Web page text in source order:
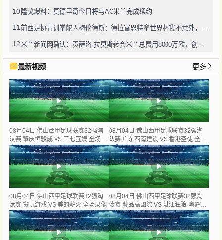
10 隆戈爆料：莫德里奇今日将与AC米兰完成续约
11
12
最新视频 更多
08月04日 佛山西甲足球联赛32强淘
汰赛 肇庆恒骏成 VS 三七互娱 全场录
像
08月04日 佛山西甲足球联赛32强淘
汰赛 广东西南建设 VS 香港圣徒 全场
录像
08月04日 佛山西甲足球联赛32强淘
汰赛 贪玩游戏 VS 美的薪火 全场录像
08月04日 佛山西甲足球联赛32强淘
汰赛 藝品高國際 VS 湛江狂狼·粵辉能
源 全场录像